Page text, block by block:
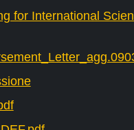
for International